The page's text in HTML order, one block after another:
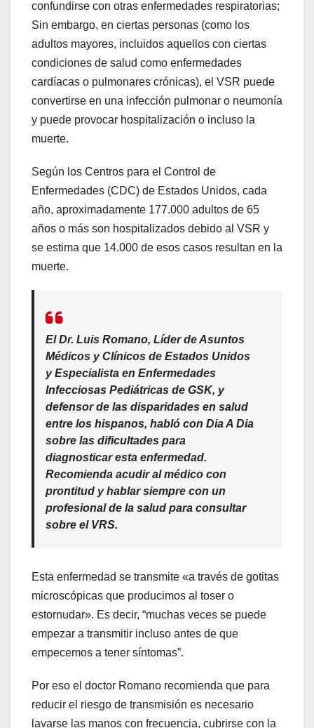
confundirse con otras enfermedades respiratorias;
Sin embargo, en ciertas personas (como los
adultos mayores, incluidos aquellos con ciertas
condiciones de salud como enfermedades
cardíacas o pulmonares crónicas), el VSR puede
convertirse en una infección pulmonar o neumonía
y puede provocar hospitalización o incluso la
muerte.
Según los Centros para el Control de
Enfermedades (CDC) de Estados Unidos, cada
año, aproximadamente 177.000 adultos de 65
años o más son hospitalizados debido al VSR y
se estima que 14.000 de esos casos resultan en la
muerte.
El Dr. Luis Romano, Líder de Asuntos
Médicos y Clínicos de Estados Unidos
y Especialista en Enfermedades
Infecciosas Pediátricas de GSK, y
defensor de las disparidades en salud
entre los hispanos, habló con Dia A Dia
sobre las dificultades para
diagnosticar esta enfermedad.
Recomienda acudir al médico con
prontitud y hablar siempre con un
profesional de la salud para consultar
sobre el VRS.
Esta enfermedad se transmite «a través de gotitas
microscópicas que producimos al toser o
estornudar». Es decir, “muchas veces se puede
empezar a transmitir incluso antes de que
empecemos a tener síntomas”.
Por eso el doctor Romano recomienda que para
reducir el riesgo de transmisión es necesario
lavarse las manos con frecuencia, cubrirse con la